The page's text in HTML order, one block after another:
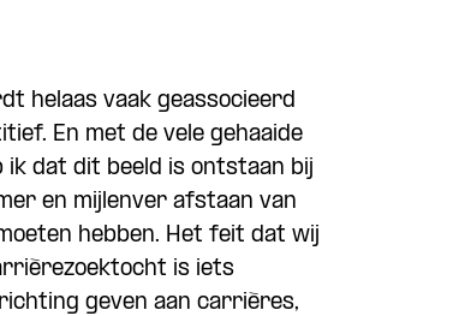
helaas vaak geassocieerd
En met de vele gehaaide
ik dat dit beeld is ontstaan bij
en mijlenver afstaan van
hebben. Het feit dat wij
is iets
geven aan carrières,